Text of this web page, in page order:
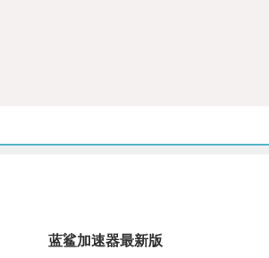
蓝鲨加速器最新版